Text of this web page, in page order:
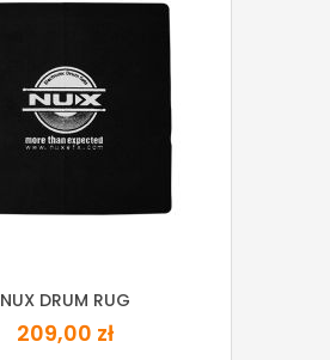
NUX DRUM RUG
209,00 zł